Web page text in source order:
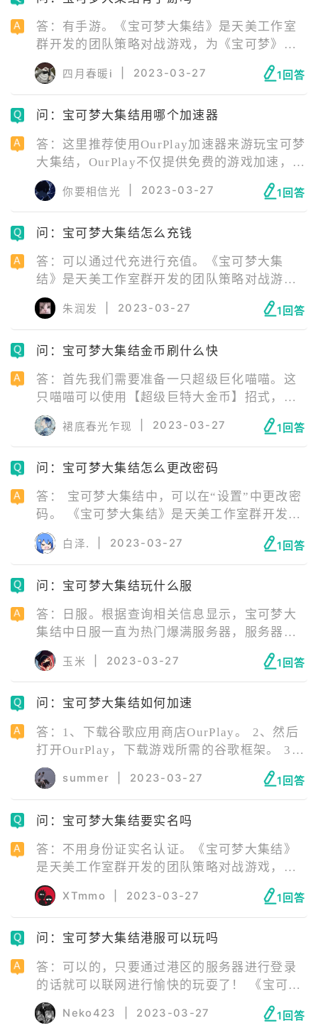
只要准头好，它绝对是你上分的首选。
答：有手游。《宝可梦大集结》是天美工作室
群开发的团队策略对战游戏，为《宝可梦》系
列第八世代的旁支游戏，于2020年6月24日举
行的“宝可梦发表会”上首次公开，并于2021年
7月21日在Nintendo Switch平台上发布，同年
9月22日在iOS、Android上发布。 玩家在游戏
双方玩家组成两支队伍，通过点数得分高低来
进行较量。
四月春暖i 2023-03-27 1回答
问：宝可梦大集结用哪个加速器
答：这里推荐使用OurPlay加速器来游玩宝可梦
大集结，OurPlay不仅提供免费的游戏加速，
OurPlay还会自动配置谷歌GMS服务套件，无
需借助谷歌安装器，解决所有安卓手机GMS套
件缺失问题，玩遍需GMS服务支持的游戏和应
用！ 赶紧下载OurPlay体验吧！
你要相信光 2023-03-27 1回答
问：宝可梦大集结怎么充钱
答：可以通过代充进行充值。《宝可梦大集
结》是天美工作室群开发的团队策略对战游
戏，为《宝可梦》系列第八世代的旁支游戏，
于2020年6月24日举行的“宝可梦发表会”上首
次公开，并于2021年7月21日在Nintendo
Switch平台上发布，同年9月22日在iOS、
朱润发 2023-03-27 1回答
问：宝可梦大集结金币刷什么快
答：首先我们需要准备一只超级巨化喵喵。这
只喵喵可以使用【超级巨特大金币】招式，每
次攻击后都会掉落大量金币，可惜极巨化只能
存在三回合，所以这个招式每次战斗都只能使
用三次，不过光是掉落三次金币，收获就相当
丰富了。 用喵喵极巨化打完三次聚宝功后再继
财。但因为喵喵输出过低，而且普通形态的聚
宝功打击一次的收益也不是很高，仅仅只有几
百金币。
裙底春光乍现 2023-03-27 1回答
问：宝可梦大集结怎么更改密码
答： 宝可梦大集结中，可以在“设置”中更改密
码。 《宝可梦大集结》是天美工作室群开发的
团队策略对战游戏，为《宝可梦》系列第八世
代的旁支游戏，于2020年6月24日举行的“宝可
梦发表会”上首次公开，并于2021年7月21日在
Nintendo Switch平台上发布，同年9月22日在
白泽. 2023-03-27 1回答
问：宝可梦大集结玩什么服
答：日服。根据查询相关信息显示，宝可梦大
集结中日服一直为热门爆满服务器，服务器人
数数量长居于第一位。宝可梦大集结是一款以
宝可梦为元素设计的策略塔防类游戏。
玉米 2023-03-27 1回答
问：宝可梦大集结如何加速
答：1、下载谷歌应用商店OurPlay。 2、然后
打开OurPlay，下载游戏所需的谷歌框架。 3、
返回主页，找到搜索键。 4、搜索宝可梦大集
结，选择相应的版本，下载完成游戏后点击加
速开始即可。
summer 2023-03-27 1回答
问：宝可梦大集结要实名吗
答：不用身份证实名认证。《宝可梦大集结》
是天美工作室群开发的团队策略对战游戏，为
《宝可梦》系列第八世代的旁支游戏，于2020
年6月24日举行的“宝可梦发表会”上首次公开，
并于2021年7月21日在Nintendo Switch平台上
发布，同年9月22日在iOS、Android上发布。
战。游戏需要双方玩家组成两支队伍，通过点
数得分高低来进行较量。
XTmmo 2023-03-27 1回答
问：宝可梦大集结港服可以玩吗
答：可以的，只要通过港区的服务器进行登录
的话就可以联网进行愉快的玩耍了！ 《宝可梦
大集结》是天美工作室群开发的团队策略对战
游戏，为《宝可梦》系列第八世代的旁支游
Neko423 2023-03-27 1回答